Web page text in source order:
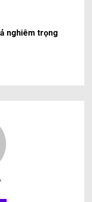
nghiêm trọng